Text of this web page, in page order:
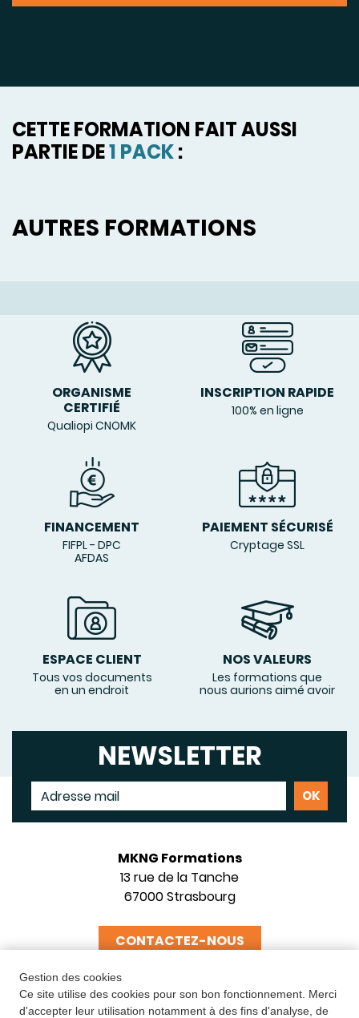
Gestion des cookies
Ce site utilise des cookies pour son bon fonctionnement. Merci
d'accepter leur utilisation notamment à des fins d'analyse, de
CETTE FORMATION FAIT AUSSI
PARTIE DE1 PACK:
AUTRES FORMATIONS
ORGANISME
CERTIFIÉ
Qualiopi CNOMK
INSCRIPTION RAPIDE
100% en ligne
FINANCEMENT
FIFPL - DPC
AFDAS
PAIEMENT SÉCURISÉ
Cryptage SSL
ESPACE CLIENT
Tous vos documents
en un endroit
NOS VALEURS
Les formations que
nous aurions aimé avoir
NEWSLETTER
MKNG Formations
13 rue de la Tanche
67000 Strasbourg
CONTACTEZ-NOUS